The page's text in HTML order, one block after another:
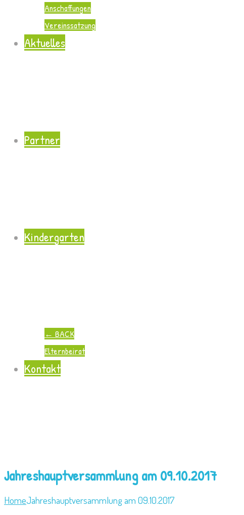
Anschaffungen
Vereinssatzung
Aktuelles
Partner
Kindergarten
← BACK
Elternbeirat
Kontakt
Jahreshauptversammlung am 09.10.2017
HomeJahreshauptversammlung am 09.10.2017